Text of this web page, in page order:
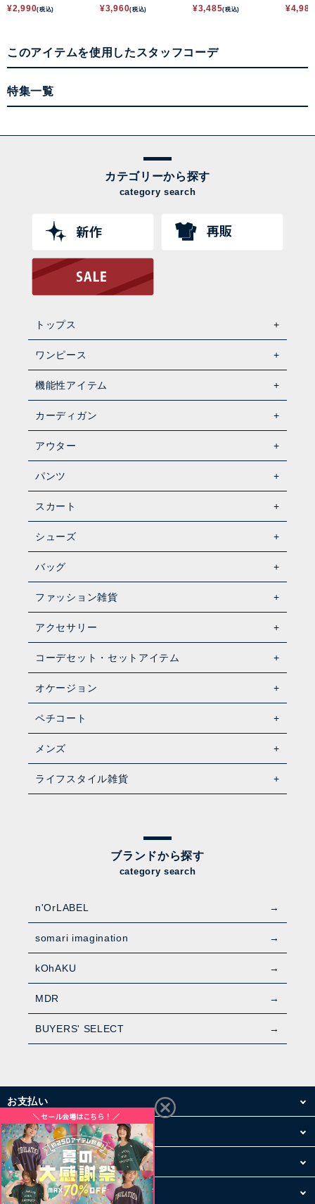
チレギパン
¥2,990(税込)
ン
¥3,960(税込)
ートデニムパンツ
¥3,485(税込)
ーパンツ
¥4,980
このアイテムを使用したスタッフコーデ
特集一覧
カテゴリーから探す
category search
トップス
ワンピース
機能性アイテム
カーディガン
アウター
パンツ
スカート
シューズ
バッグ
ファッション雑貨
アクセサリー
コーデセット・セットアイテム
オケージョン
ペチコート
メンズ
ライフスタイル雑貨
ブランドから探す
category search
n'OrLABEL
somari imagination
kOhAKU
MDR
BUYERS' SELECT
お支払い
配送・送料
お買い物について
その他